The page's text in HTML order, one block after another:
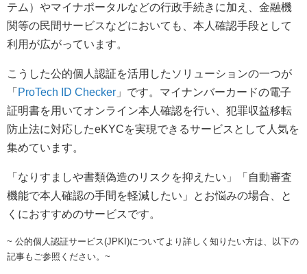
テム）やマイナポータルなどの行政手続きに加え、金融機
関等の民間サービスなどにおいても、本人確認手段として
利用が広がっています。
こうした公的個人認証を活用したソリューションの一つが
「 ProTech ID Checker 」です。マイナンバーカードの電子
証明書を用いてオンライン本人確認を行い、犯罪収益移転
防止法に対応したeKYCを実現できるサービスとして人気を
集めています。
「なりすましや書類偽造のリスクを抑えたい」「自動審査
機能で本人確認の手間を軽減したい」とお悩みの場合、と
くにおすすめのサービスです。
~ 公的個人認証サービス(JPKI)についてより詳しく知りたい方は、以下の
記事もご参照ください。~